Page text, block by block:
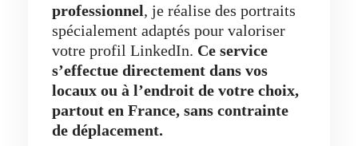
professionnel, je réalise des portraits
spécialement adaptés pour valoriser
votre profil LinkedIn. Ce service
s’effectue directement dans vos
locaux ou à l’endroit de votre choix,
partout en France, sans contrainte
de déplacement.